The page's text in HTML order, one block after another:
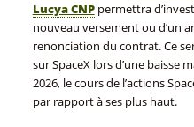
Lucya CNPpermettra
nouveau versement ou d’un
renonciation du contrat. Ce
sur SpaceX lors d’une baisse
2026, le cours de l’actions
par rapport à ses plus haut.